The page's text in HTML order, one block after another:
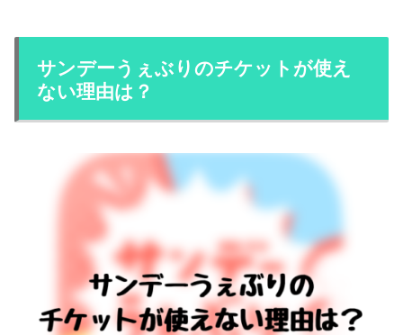
サンデーうぇぶりのチケットが使え
ない理由は？